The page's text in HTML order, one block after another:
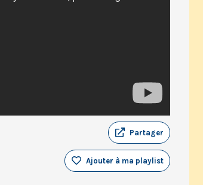
Partager
Ajouter à ma playlist